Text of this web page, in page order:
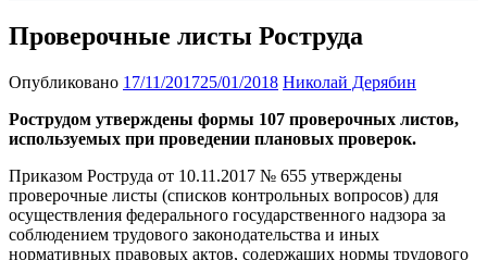
Проверочные листы Роструда
Опубликовано 17/11/201725/01/2018 Николай Дерябин
Рострудом утверждены формы 107 проверочных листов,
используемых при проведении плановых проверок.
Приказом Роструда от 10.11.2017 № 655 утверждены
проверочные листы (списков контрольных вопросов) для
осуществления федерального государственного надзора за
соблюдением трудового законодательства и иных
нормативных правовых актов, содержащих нормы трудового